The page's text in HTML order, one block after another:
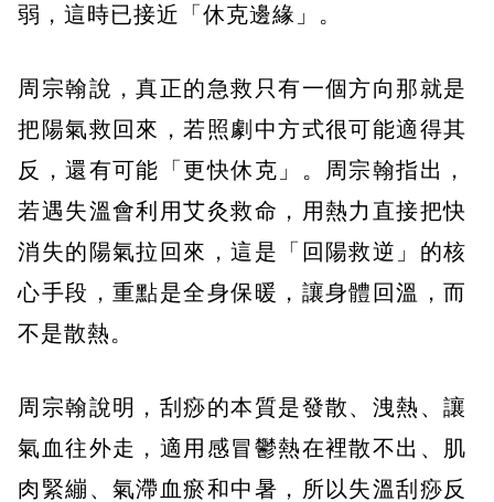
弱，這時已接近「休克邊緣」。
周宗翰說，真正的急救只有一個方向那就是
把陽氣救回來，若照劇中方式很可能適得其
反，還有可能「更快休克」。周宗翰指出，
若遇失溫會利用艾灸救命，用熱力直接把快
消失的陽氣拉回來，這是「回陽救逆」的核
心手段，重點是全身保暖，讓身體回溫，而
不是散熱。
周宗翰說明，刮痧的本質是發散、洩熱、讓
氣血往外走，適用感冒鬱熱在裡散不出、肌
肉緊繃、氣滯血瘀和中暑，所以失溫刮痧反